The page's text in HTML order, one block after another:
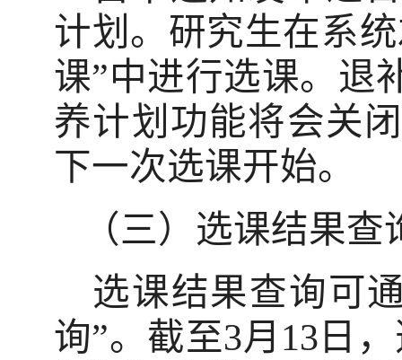
计划。研究生在系
课”中进行选课。退
养计划功能将会关
下一次选课开始。
（三）选课结果查
选课结果查询可
询”。 截至3月 13 日